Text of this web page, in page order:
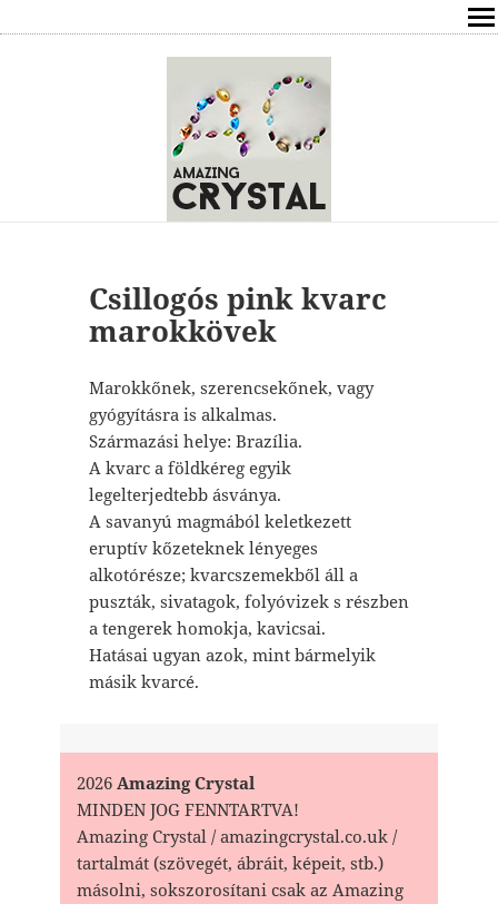
ÍRÁSOK
ÁSVÁNYOK HATÁSAI
ELÉRHETŐSÉG
ONLINE GYÓGYÍTÁS,TANÁCSADÁS
FREE
VÁSÁRLÁS / KOSÁR
Csillogós pink kvarc
marokkövek
Marokkőnek, szerencsekőnek, vagy
gyógyításra is alkalmas.
Származási helye: Brazília.
A kvarc a földkéreg egyik
legelterjedtebb ásványa.
A savanyú magmából keletkezett
eruptív kőzeteknek lényeges
alkotórésze; kvarcszemekből áll a
puszták, sivatagok, folyóvizek s részben
a tengerek homokja, kavicsai.
Hatásai ugyan azok, mint bármelyik
másik kvarcé.
2026Amazing Crystal
MINDEN JOG FENNTARTVA!
Amazing Crystal / amazingcrystal.co.uk /
tartalmát (szövegét, ábráit, képeit, stb.)
másolni, sokszorosítani csak az Amazing